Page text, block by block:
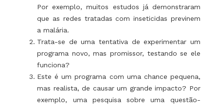
Por exemplo, muitos estudos já demonstraram
que as redes tratadas com inseticidas previnem
a malária.
Trata-se de uma tentativa de experimentar um
programa novo, mas promissor, testando se ele
funciona?
Este é um programa com uma chance pequena,
mas realista, de causar um grande impacto? Por
exemplo, uma pesquisa sobre uma questão-